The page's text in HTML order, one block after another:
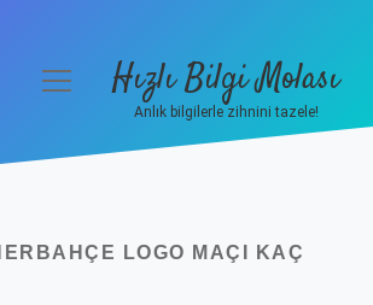
menüyüHızlı Bilgi Molası
Anlık bilgilerle zihnini tazele!
LOGO MAÇI KAÇ